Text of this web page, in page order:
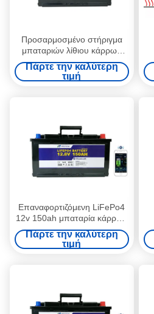
Προσαρμοσμένο στήριγμα
μπαταριών λίθιου κάρρων
γκολφ 12V 150Ah για την
εγχώρια ηλεκτρονική
Πάρτε την καλύτερη
τιμή
Επαναφορτιζόμενη LiFePo4
12v 150ah μπαταρία κάρρων
γκολφ Bluetooth
Πάρτε την καλύτερη
τιμή